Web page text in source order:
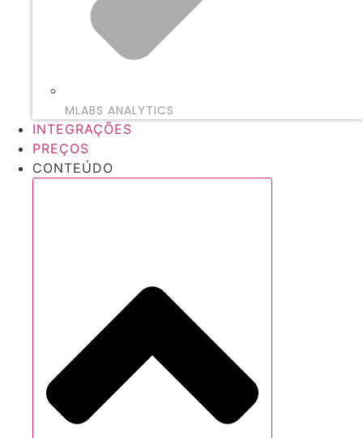
MLABS ANALYTICS
INTEGRAÇÕES
PREÇOS
CONTEÚDO